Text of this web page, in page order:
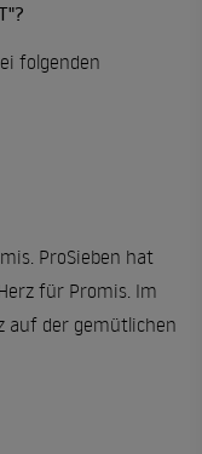
folgenden
ProSieben hat
für Promis. Im
auf der gemütlichen